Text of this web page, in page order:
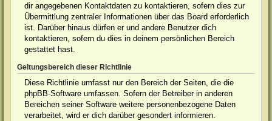
dir angegebenen Kontaktdaten zu kontaktieren, sofern dies zur
Übermittlung zentraler Informationen über das Board erforderlich
ist. Darüber hinaus dürfen er und andere Benutzer dich
kontaktieren, sofern du dies in deinem persönlichen Bereich
gestattet hast.
Geltungsbereich dieser Richtlinie
Diese Richtlinie umfasst nur den Bereich der Seiten, die die
phpBB-Software umfassen. Sofern der Betreiber in anderen
Bereichen seiner Software weitere personenbezogene Daten
verarbeitet, wird er dich darüber gesondert informieren.